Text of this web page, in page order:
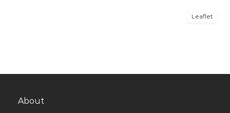
Leaflet
About